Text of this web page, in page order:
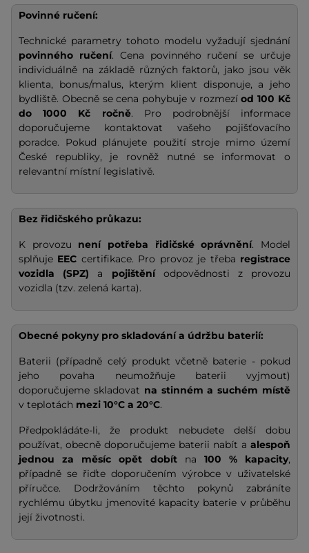
Povinné ručení:
Technické parametry tohoto modelu vyžadují sjednání
povinného ručení. Cena povinného ručení se určuje
individuálně na základě různých faktorů, jako jsou věk
klienta, bonus/malus, kterým klient disponuje, a jeho
bydliště. Obecně se cena pohybuje v rozmezíod 100 Kč
do 1000 Kč ročně. Pro podrobnější informace
doporučujeme kontaktovat vašeho pojišťovacího
poradce. Pokud plánujete použití stroje mimo území
České republiky, je rovněž nutné se informovat o
relevantní místní legislativě.
Bez řidičského průkazu:
K provozu není potřeba řidičské oprávnění. Model
splňuje EEC certifikace. Pro provoz je třeba registrace
vozidla (SPZ) a pojištění odpovědnosti z provozu
vozidla (tzv. zelená karta).
Obecné pokyny pro skladování a údržbu baterií:
Baterii (případně celý produkt včetně baterie - pokud
jeho povaha neumožňuje baterii vyjmout)
doporučujeme skladovat na stinném a suchém místě
v teplotách mezi 10°C a 20°C.
Předpokládáte-li, že produkt nebudete delší dobu
používat, obecně doporučujeme baterii nabít a alespoň
jednou za měsíc opět dobítna 100 % kapacity,
případně se řiďte doporučením výrobce v uživatelské
příručce. Dodržováním těchto pokynů zabráníte
rychlému úbytku jmenovité kapacity baterie v průběhu
její životnosti.